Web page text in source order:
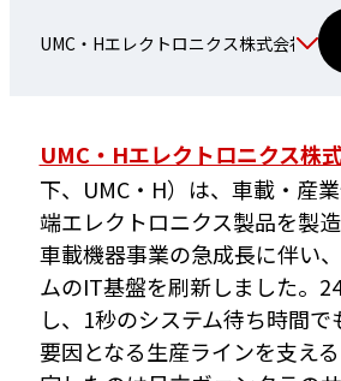
UMC・Hエレクトロニクス株
下、UMC・H）は、車載・産
端エレクトロニクス製品を製造
車載機器事業の急成長に伴い
ムのIT基盤を刷新しました。
し、1秒のシステム待ち時間で
要因となる生産ラインを支え